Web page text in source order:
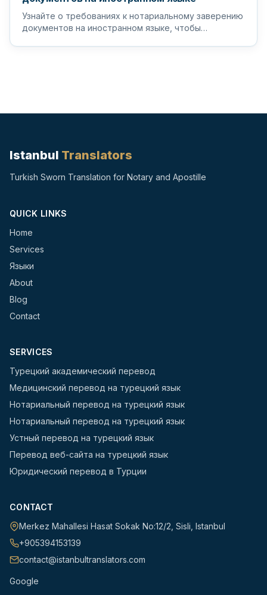
Узнайте о требованиях к нотариальному заверению
документов на иностранном языке, чтобы
Istanbul Translators
Turkish Sworn Translation for Notary and Apostille
QUICK LINKS
Home
Services
Языки
About
Blog
Contact
SERVICES
Турецкий академический перевод
Медицинский перевод на турецкий язык
Нотариальный перевод на турецкий язык
Нотариальный перевод на турецкий язык
Устный перевод на турецкий язык
Перевод веб-сайта на турецкий язык
Юридический перевод в Турции
CONTACT
Merkez Mahallesi Hasat Sokak No:12/2 Sisli Istanbul
+905394153139
contact@istanbultranslators.com
Google